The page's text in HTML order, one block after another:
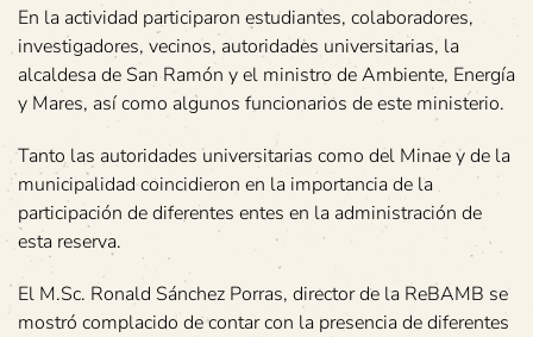
En la actividad participaron estudiantes, colaboradores,
investigadores, vecinos, autoridades universitarias, la
alcaldesa de San Ramón y el ministro de Ambiente, Energía
y Mares, así como algunos funcionarios de este ministerio.
Tanto las autoridades universitarias como del Minae y de la
municipalidad coincidieron en la importancia de la
participación de diferentes entes en la administración de
esta reserva.
El M.Sc. Ronald Sánchez Porras, director de la ReBAMB se
mostró complacido de contar con la presencia de diferentes